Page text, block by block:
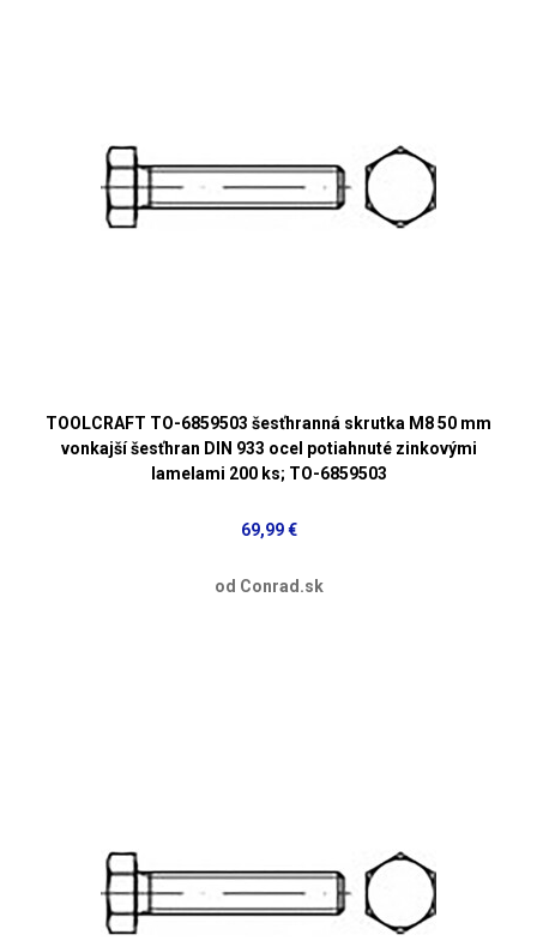
TOOLCRAFT TO-6859503 šesťhranná skrutka M8 50 mm
vonkajší šesťhran DIN 933 ocel potiahnuté zinkovými
lamelami 200 ks; TO-6859503
69,99 €
od Conrad.sk